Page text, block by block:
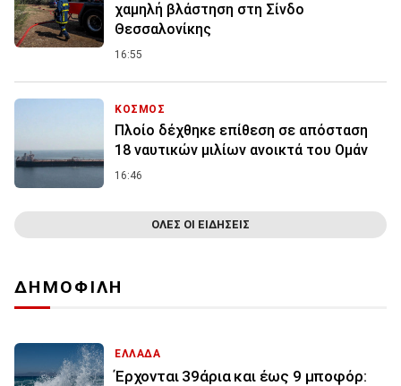
χαμηλή βλάστηση στη Σίνδο
Θεσσαλονίκης
16:55
ΚΟΣΜΟΣ
Πλοίο δέχθηκε επίθεση σε απόσταση
18 ναυτικών μιλίων ανοικτά του Ομάν
16:46
ΟΛΕΣ ΟΙ ΕΙΔΗΣΕΙΣ
ΔΗΜΟΦΙΛΗ
ΕΛΛΑΔΑ
Έρχονται 39άρια και έως 9 μποφόρ: